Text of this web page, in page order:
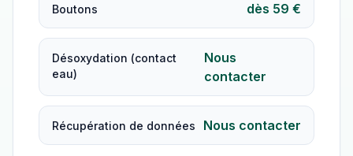
Boutons dès 59 €
Désoxydation (contact
eau)
Nous
contacter
Récupération de données Nous contacter